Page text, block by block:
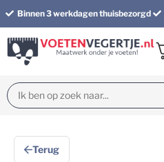
Binnen 3 werkdagen thuisbezorgd
Terug